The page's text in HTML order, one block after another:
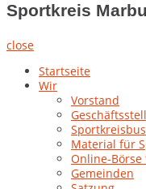
Sportkreis
close
Startseite
Wir
Vorstand
Sportkreisbus
Material für
Online-
Gemeinden